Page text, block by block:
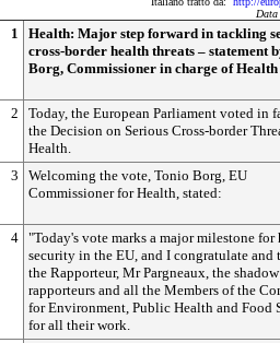
Data
1
Health: Major step forward in tackling
cross-border health threats – statement
Borg, Commissioner in charge of Health
2
Today, the European Parliament voted in
the Decision on Serious Cross-border
Health.
3
Welcoming the vote, Tonio Borg, EU
Commissioner for Health, stated:
4 "Today's vote marks a major milestone for
security in the EU, and I congratulate and
the Rapporteur, Mr Pargneaux, the shadow
rapporteurs and all the Members of the
for Environment, Public Health and Food
for all their work.